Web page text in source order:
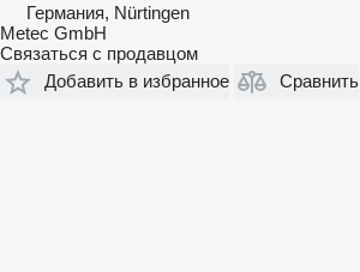
Германия, Nürtingen
Metec GmbH
Связаться с продавцом
Добавить в избранное
Сравнить